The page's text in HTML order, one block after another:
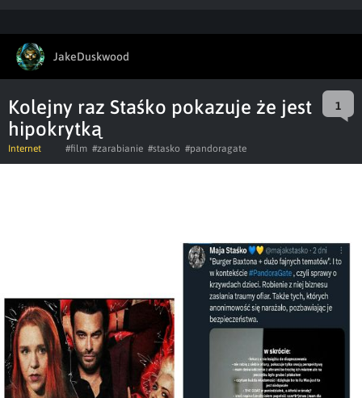
JakeDuskwood
Kolejny raz Staśko pokazuje że jest
hipokrytką
1
Internet #film #zarabianie #stasko #pandoragate